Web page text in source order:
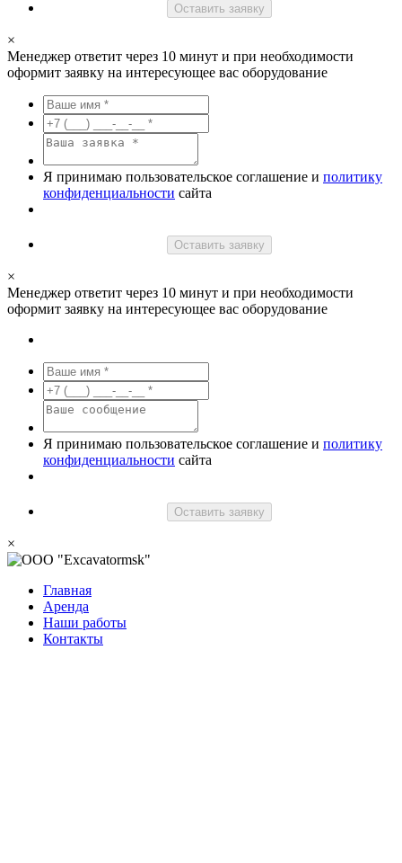
Оставить заявку
×
Менеджер ответит через 10 минут и при необходимости
оформит заявку на интересующее вас оборудование
Я принимаю пользовательское соглашение и политику
конфиденциальности сайта
Оставить заявку
×
Менеджер ответит через 10 минут и при необходимости
оформит заявку на интересующее вас оборудование
Я принимаю пользовательское соглашение и политику
конфиденциальности сайта
Оставить заявку
×
Главная
Аренда
Наши работы
Контакты